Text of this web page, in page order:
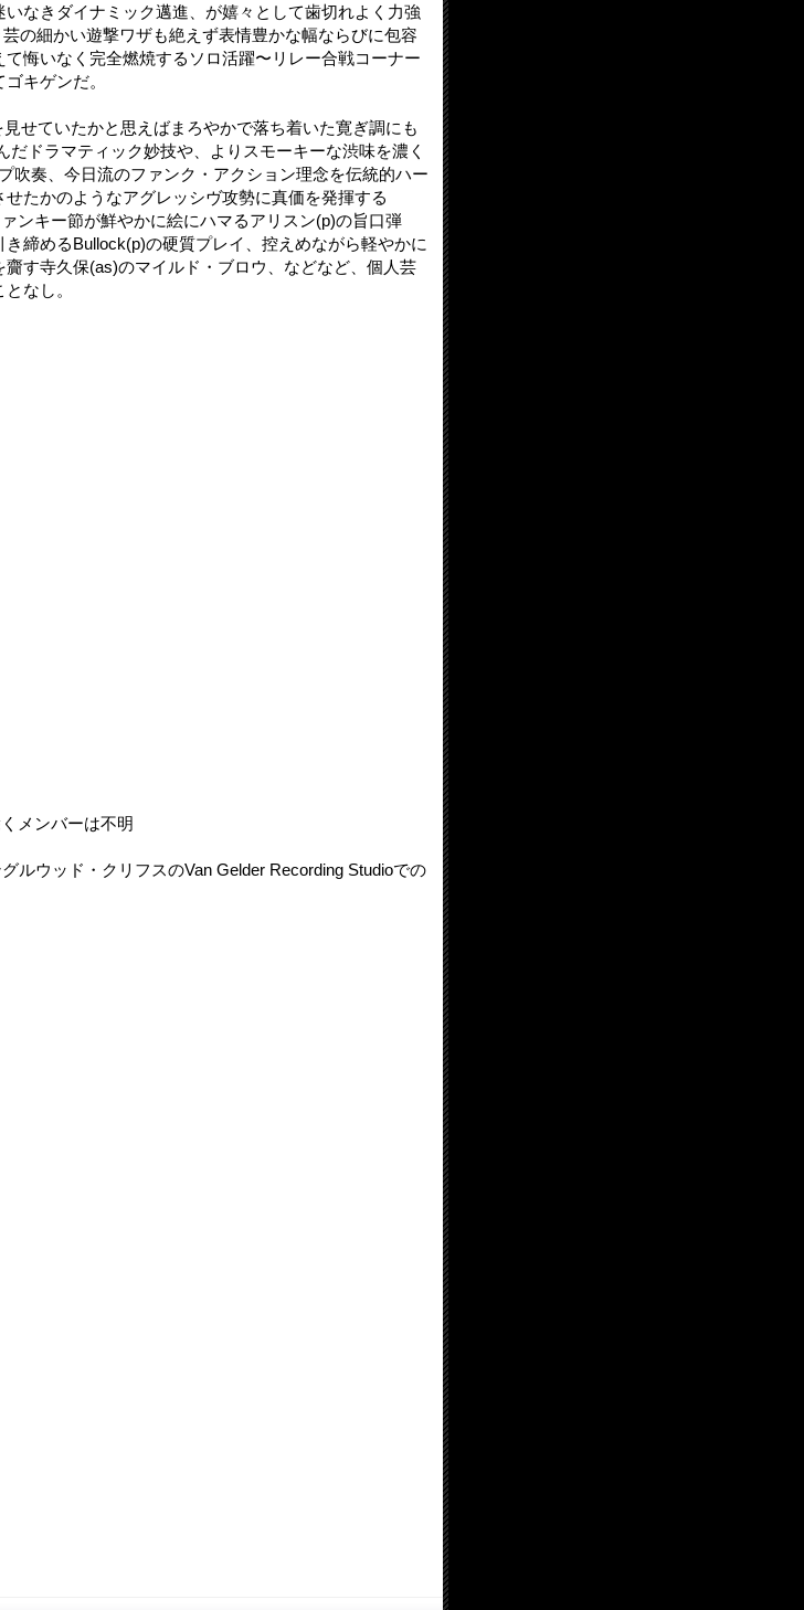
なきダイナミック邁進、が嬉々として歯切れよく力強
の細かい遊撃ワザも絶えず表情豊かな幅ならびに包容
悔いなく完全燃焼するソロ活躍〜リレー合戦コーナー
キゲンだ。
せていたかと思えばまろやかで落ち着いた寛ぎ調にも
ドラマティック妙技や、よりスモーキーな渋味を濃く
吹奏、今日流のファンク・アクション理念を伝統的ハー
たかのようなアグレッシヴ攻勢に真価を発揮する
ンキー節が鮮やかに絵にハマるアリスン(p)の旨口弾
締めるBullock(p)の硬質プレイ、控えめながら軽やかに
す寺久保(as)のマイルド・ブロウ、などなど、個人芸
なし。
メンバーは不明
ルウッド・クリフスのVan Gelder Recording Studioでの